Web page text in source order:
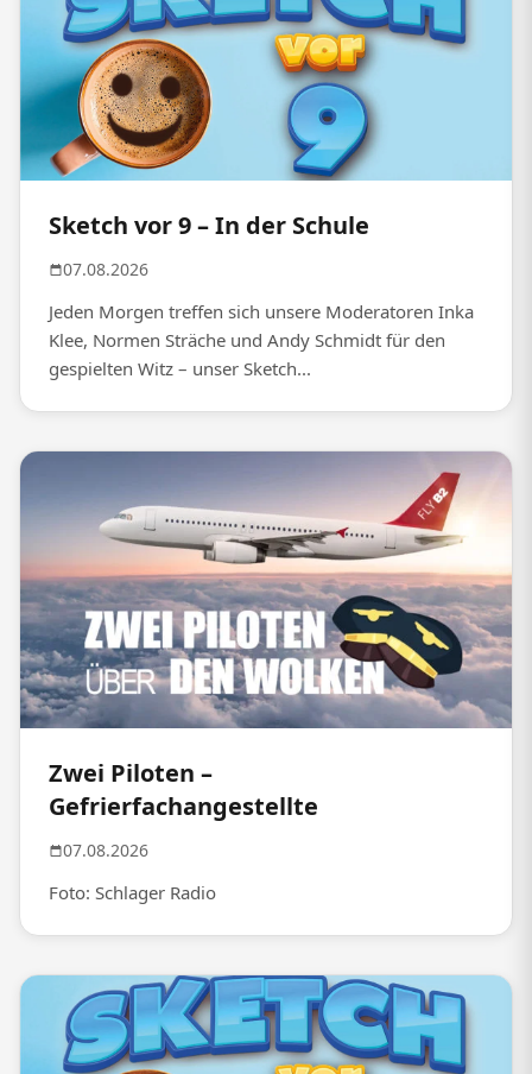
Sketch vor 9 – In der Schule
07.08.2026
Jeden Morgen treffen sich unsere Moderatoren Inka
Klee, Normen Sträche und Andy Schmidt für den
gespielten Witz – unser Sketch...
Zwei Piloten –
Gefrierfachangestellte
07.08.2026
Foto: Schlager Radio